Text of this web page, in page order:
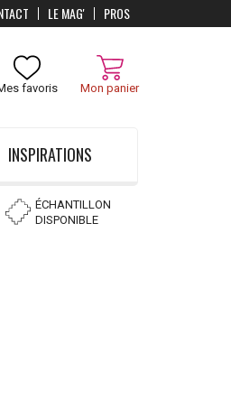
Mon panier
favoris
INSPIRATIONS
ÉCHANTILLON
DISPONIBLE
PROS
LE MAG'
100 €